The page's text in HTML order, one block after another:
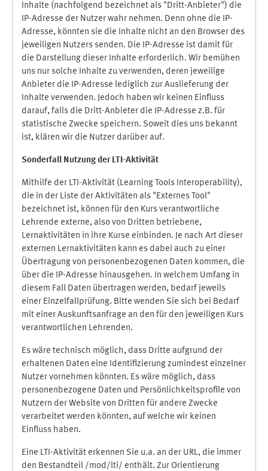
Inhalte (nachfolgend bezeichnet als "Dritt-Anbieter") die
IP-Adresse der Nutzer wahr nehmen. Denn ohne die IP-
Adresse, könnten sie die Inhalte nicht an den Browser des
jeweiligen Nutzers senden. Die IP-Adresse ist damit für
die Darstellung dieser Inhalte erforderlich. Wir bemühen
uns nur solche Inhalte zu verwenden, deren jeweilige
Anbieter die IP-Adresse lediglich zur Auslieferung der
Inhalte verwenden. Jedoch haben wir keinen Einfluss
darauf, falls die Dritt-Anbieter die IP-Adresse z.B. für
statistische Zwecke speichern. Soweit dies uns bekannt
ist, klären wir die Nutzer darüber auf.
Sonderfall Nutzung der LTI-Aktivität
Mithilfe der LTI-Aktivität (Learning Tools Interoperability),
die in der Liste der Aktivitäten als "Externes Tool"
bezeichnet ist, können für den Kurs verantwortliche
Lehrende externe, also von Dritten betriebene,
Lernaktivitäten in ihre Kurse einbinden. Je nach Art dieser
externen Lernaktivitäten kann es dabei auch zu einer
Übertragung von personenbezogenen Daten kommen, die
über die IP-Adresse hinausgehen. In welchem Umfang in
diesem Fall Daten übertragen werden, bedarf jeweils
einer Einzelfallprüfung. Bitte wenden Sie sich bei Bedarf
mit einer Auskunftsanfrage an den für den jeweiligen Kurs
verantwortlichen Lehrenden.
Es wäre technisch möglich, dass Dritte aufgrund der
erhaltenen Daten eine Identifizierung zumindest einzelner
Nutzer vornehmen könnten. Es wäre möglich, dass
personenbezogene Daten und Persönlichkeitsprofile von
Nutzern der Website von Dritten für andere Zwecke
verarbeitet werden könnten, auf welche wir keinen
Einfluss haben.
Eine LTI-Aktivität erkennen Sie u.a. an der URL, die immer
den Bestandteil /mod/lti/ enthält. Zur Orientierung